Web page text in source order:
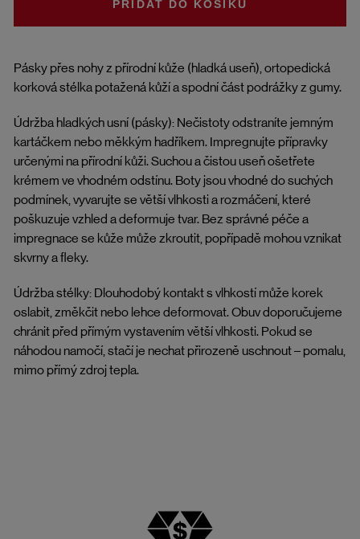
Pásky přes nohy z přírodní kůže (hladká useň), ortopedická
korková stélka potažená kůží a spodní část podrážky z gumy.
Údržba hladkých usní (pásky): Nečistoty odstraníte jemným
kartáčkem nebo měkkým hadříkem. Impregnujte přípravky
určenými na přírodní kůži. Suchou a čistou useň ošetřete
krémem ve vhodném odstínu. Boty jsou vhodné do suchých
podmínek, vyvarujte se větší vlhkosti a rozmáčení, které
poškuzuje vzhled a deformuje tvar. Bez správné péče a
impregnace se kůže může zkroutit, popřípadě mohou vznikat
skvrny a fleky.
Údržba stélky: Dlouhodobý kontakt s vlhkostí může korek
oslabit, změkčit nebo lehce deformovat. Obuv doporučujeme
chránit před přímým vystavením větší vlhkosti. Pokud se
náhodou namočí, stačí je nechat přirozeně uschnout – pomalu,
mimo přímý zdroj tepla.
DO KOŠÍKU